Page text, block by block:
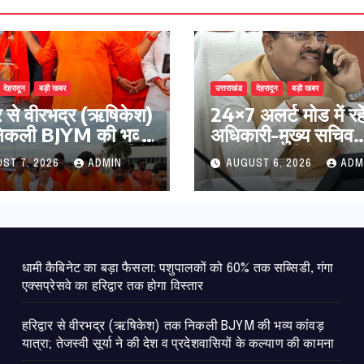
देहरादून बड़ी खबर
से वीरभद्र (ऋषिकेश)
BJYM की भव्य
तेजस्वी सूर्या ने
व प्रदेशवासियों के
की कामना
7, 2026 ADMIN
उत्तराखंड देहरादून बड़ी खबर
24×7 अलर्ट मोड में
अधिकारी-मुख्य सचिव
मानसून-एसईओसी से
सचिव ने की विस्तृत
कहा-बंद सड़कों को
दिक्कत
AUGUST 6, 2026
​धामी कैबिनेट का बड़ा फैसला: पशुपालकों को 60% तक सब्सिडी, गंगा
एक्सप्रेसवे का हरिद्वार तक होगा विस्तार
​हरिद्वार से वीरभद्र (ऋषिकेश) तक निकली BJYM की भव्य कांवड़
यात्रा; तेजस्वी सूर्या ने की देश व प्रदेशवासियों के कल्याण की कामना